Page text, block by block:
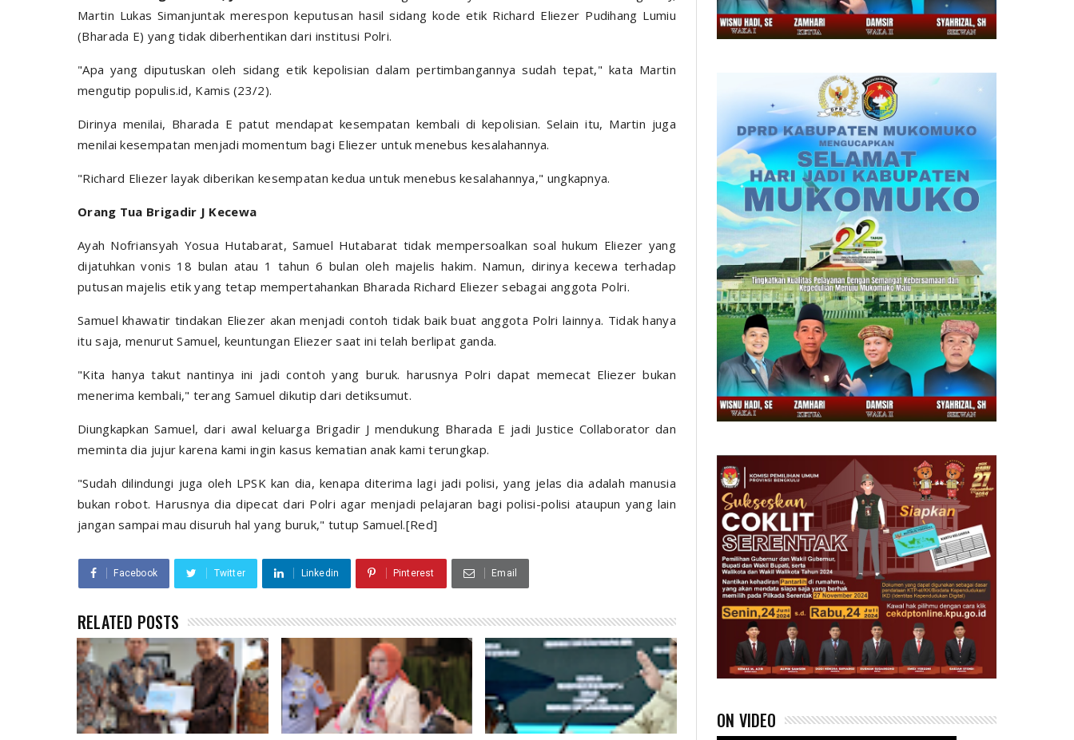
Martin Lukas Simanjuntak merespon keputusan hasil sidang kode etik Richard Eliezer Pudihang Lumiu
(Bharada E) yang tidak diberhentikan dari institusi Polri.
"Apa yang diputuskan oleh sidang etik kepolisian dalam pertimbangannya sudah tepat," kata Martin
mengutip populis.id, Kamis (23/2).
Dirinya menilai, Bharada E patut mendapat kesempatan kembali di kepolisian. Selain itu, Martin juga
menilai kesempatan menjadi momentum bagi Eliezer untuk menebus kesalahannya.
"Richard Eliezer layak diberikan kesempatan kedua untuk menebus kesalahannya," ungkapnya.
Orang Tua Brigadir J Kecewa
Ayah Nofriansyah Yosua Hutabarat, Samuel Hutabarat tidak mempersoalkan soal hukum Eliezer yang
dijatuhkan vonis 18 bulan atau 1 tahun 6 bulan oleh majelis hakim. Namun, dirinya kecewa terhadap
putusan majelis etik yang tetap mempertahankan Bharada Richard Eliezer sebagai anggota Polri.
Samuel khawatir tindakan Eliezer akan menjadi contoh tidak baik buat anggota Polri lainnya. Tidak hanya
itu saja, menurut Samuel, keuntungan Eliezer saat ini telah berlipat ganda.
"Kita hanya takut nantinya ini jadi contoh yang buruk. harusnya Polri dapat memecat Eliezer bukan
menerima kembali," terang Samuel dikutip dari detiksumut.
Diungkapkan Samuel, dari awal keluarga Brigadir J mendukung Bharada E jadi Justice Collaborator dan
meminta dia jujur karena kami ingin kasus kematian anak kami terungkap.
"Sudah dilindungi juga oleh LPSK kan dia, kenapa diterima lagi jadi polisi, yang jelas dia adalah manusia
bukan robot. Harusnya dia dipecat dari Polri agar menjadi pelajaran bagi polisi-polisi ataupun yang lain
jangan sampai mau disuruh hal yang buruk," tutup Samuel.[Red]
Facebook Twitter Linkedin Pinterest Email
RELATED POSTS
ON VIDEO